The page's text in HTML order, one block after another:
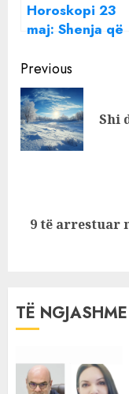
Horoskopi 23
maj: Shenja që
situatën në
gjendja mund të
përkeqësohet
Continue
Reading
Previous
Shi
Next
9 të arrestuar
TË NGJASHME